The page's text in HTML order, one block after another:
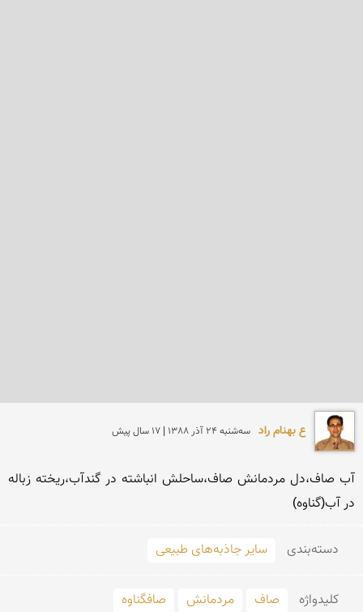
ع بهنام راد سه‌شنبه 24 آذر 1388 | 17 سال پیش
در آب(گناوه)
دسته‌بندی سایر جاذبه‌های طبیعی
کلید‌واژه صاف مردمانش صافگناوه